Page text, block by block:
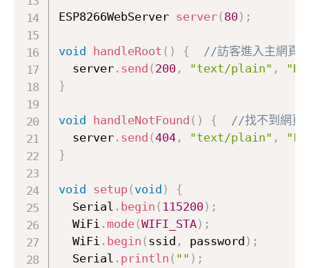
ESP8266WebServer server( 80) ;
void handleRoot ( ) {
//訪客進入主網頁
  server
. send ( 200, "text/plain" ,
}
void handleNotFound ( ) {
//找不到網頁
  server
. send (404, "text/plain" ,
}
void setup( void )
{
  Serial
. begin ( 115200) ;
  WiFi
. mode(WIFI_STA) ;
  WiFi
. begin ( ssid , password ) ;
  Serial
. println ( "" ) ;